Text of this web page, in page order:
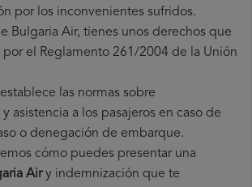
por los inconvenientes sufridos.
Bulgaria Air, tienes unos derechos que
el Reglamento 261/2004 de la Unión
las normas sobre
asistencia a los pasajeros en caso de
o denegación de embarque.
cómo puedes presentar una
Airy indemnización que te